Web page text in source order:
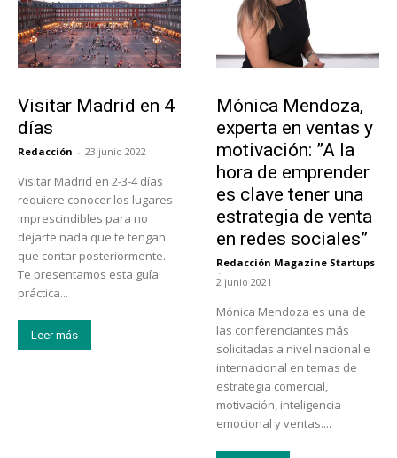
Visitar Madrid en 4
días
Redacción - 23 junio 2022
Visitar Madrid en 2-3-4 días
requiere conocer los lugares
imprescindibles para no
dejarte nada que te tengan
que contar posteriormente.
Te presentamos esta guía
práctica...
Leer más
Mónica Mendoza,
experta en ventas y
motivación: ”A la
hora de emprender
es clave tener una
estrategia de venta
en redes sociales”
Redacción Magazine Startups
-
2 junio 2021
Mónica Mendoza es una de
las conferenciantes más
solicitadas a nivel nacional e
internacional en temas de
estrategia comercial,
motivación, inteligencia
emocional y ventas....